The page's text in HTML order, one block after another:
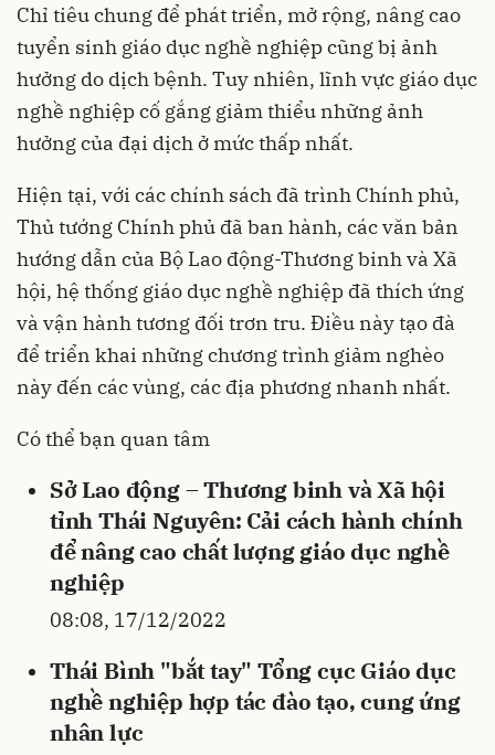
Chỉ tiêu chung để phát triển, mở rộng, nâng cao
tuyển sinh giáo dục nghề nghiệp cũng bị ảnh
hưởng do dịch bệnh. Tuy nhiên, lĩnh vực giáo dục
nghề nghiệp cố gắng giảm thiểu những ảnh
hưởng của đại dịch ở mức thấp nhất.
Hiện tại, với các chính sách đã trình Chính phủ,
Thủ tướng Chính phủ đã ban hành, các văn bản
hướng dẫn của Bộ Lao động-Thương binh và Xã
hội, hệ thống giáo dục nghề nghiệp đã thích ứng
và vận hành tương đối trơn tru. Điều này tạo đà
để triển khai những chương trình giảm nghèo
này đến các vùng, các địa phương nhanh nhất.
Có thể bạn quan tâm
Sở Lao động – Thương binh và Xã hội
tỉnh Thái Nguyên: Cải cách hành chính
để nâng cao chất lượng giáo dục nghề
nghiệp
08:08, 17/12/2022
Thái Bình "bắt tay" Tổng cục Giáo dục
nghề nghiệp hợp tác đào tạo, cung ứng
nhân lực